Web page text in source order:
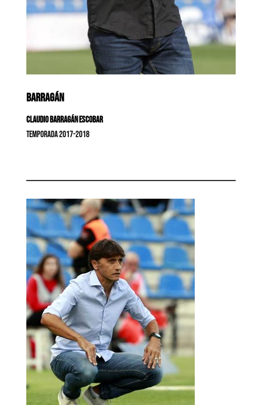
BARRAGÁN
Claudio Barragán Escobar
Temporada 2017-2018